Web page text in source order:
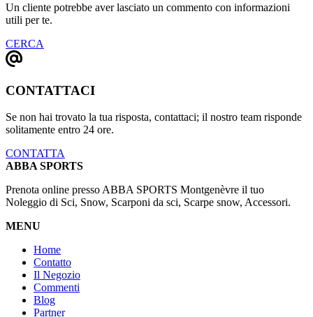
Un cliente potrebbe aver lasciato un commento con informazioni
utili per te.
CERCA
CONTATTACI
Se non hai trovato la tua risposta, contattaci; il nostro team risponde
solitamente entro 24 ore.
CONTATTA
ABBA SPORTS
Prenota online presso ABBA SPORTS Montgenèvre il tuo
Noleggio di Sci, Snow, Scarponi da sci, Scarpe snow, Accessori.
MENU
Home
Contatto
Il Negozio
Commenti
Blog
Partner